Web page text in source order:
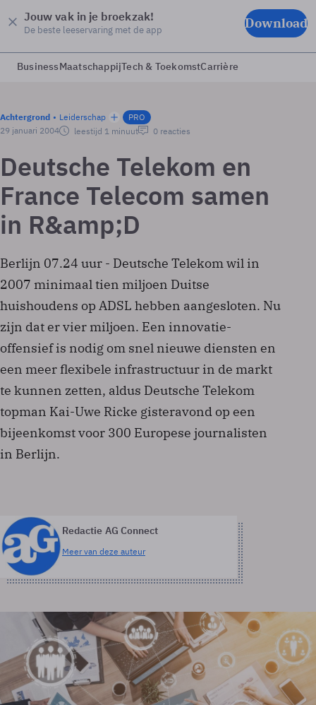
Jouw vak in je broekzak!
De beste leeservaring met de app Download
BusinessMaatschappijTech & ToekomstCarrière
Achtergrond Leiderschap
PRO
29 januari 2004
leestijd 1 minuut 0 reacties
Deutsche Telekom en
France Telecom samen
in R&amp;D
Berlijn 07.24 uur - Deutsche Telekom wil in
2007 minimaal tien miljoen Duitse
huishoudens op ADSL hebben aangesloten. Nu
zijn dat er vier miljoen. Een innovatie-
offensief is nodig om snel nieuwe diensten en
een meer flexibele infrastructuur in de markt
te kunnen zetten, aldus Deutsche Telekom
topman Kai-Uwe Ricke gisteravond op een
bijeenkomst voor 300 Europese journalisten
in Berlijn.
Redactie AG Connect
Meer van deze auteur